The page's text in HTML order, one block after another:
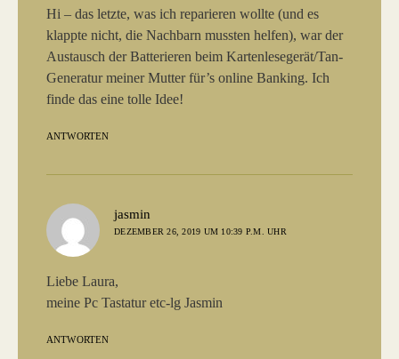
Hi – das letzte, was ich reparieren wollte (und es
klappte nicht, die Nachbarn mussten helfen), war der
Austausch der Batterieren beim Kartenlesegerät/Tan-
Generatur meiner Mutter für’s online Banking. Ich
finde das eine tolle Idee!
ANTWORTEN
jasmin
DEZEMBER 26, 2019 UM 10:39 P.M. UHR
Liebe Laura,
meine Pc Tastatur etc-lg Jasmin
ANTWORTEN